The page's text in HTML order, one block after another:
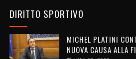
DIRITTO SPORTIVO
MICHEL PLATINI
NUOVA CAUSA ALLA